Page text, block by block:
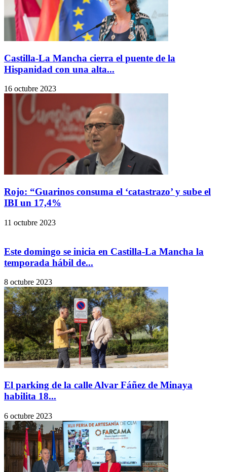
Castilla-La Mancha cierra el puente de la
Hispanidad con una alta...
16 octubre 2023
Rojo: “Guarinos consuma el ‘catastrazo’ y sube el
IBI un 17,4%
11 octubre 2023
Este domingo se inicia en Castilla-La Mancha la
temporada hábil de...
8 octubre 2023
El parking de la calle Alvar Fáñez de Minaya
habilita 18...
6 octubre 2023